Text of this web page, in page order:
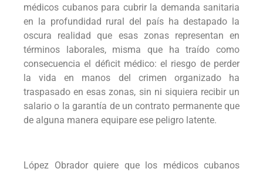
médicos cubanos para cubrir la demanda sanitaria
en la profundidad rural del país ha destapado la
oscura realidad que esas zonas representan en
términos laborales, misma que ha traído como
consecuencia el déficit médico: el riesgo de perder
la vida en manos del crimen organizado ha
traspasado en esas zonas, sin ni siquiera recibir un
salario o la garantía de un contrato permanente que
de alguna manera equipare ese peligro latente.
López Obrador quiere que los médicos cubanos